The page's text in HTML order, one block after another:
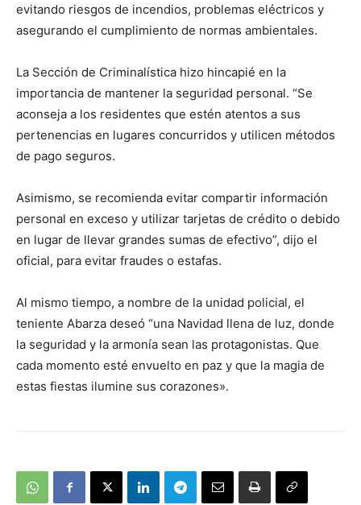
evitando riesgos de incendios, problemas eléctricos y
asegurando el cumplimiento de normas ambientales.
La Sección de Criminalística hizo hincapié en la
importancia de mantener la seguridad personal. “Se
aconseja a los residentes que estén atentos a sus
pertenencias en lugares concurridos y utilicen métodos
de pago seguros.
Asimismo, se recomienda evitar compartir información
personal en exceso y utilizar tarjetas de crédito o debido
en lugar de llevar grandes sumas de efectivo”, dijo el
oficial, para evitar fraudes o estafas.
Al mismo tiempo, a nombre de la unidad policial, el
teniente Abarza deseó “una Navidad llena de luz, donde
la seguridad y la armonía sean las protagonistas. Que
cada momento esté envuelto en paz y que la magia de
estas fiestas ilumine sus corazones».